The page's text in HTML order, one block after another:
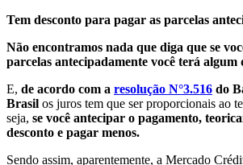
Tem desconto para pagar as parcelas
Não encontramos nada que diga que se
parcelas antecipadamente você terá algum
E, de acordo com a resolução N°3.516 do
Brasil os juros tem que ser proporcionais ao
seja, se você antecipar o pagamento,
desconto e pagar menos.
Sendo assim, aparentemente, a Mercado